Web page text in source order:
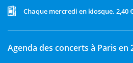
Chaque mercredi en kiosque. 2,40
Agenda des concerts à Paris en